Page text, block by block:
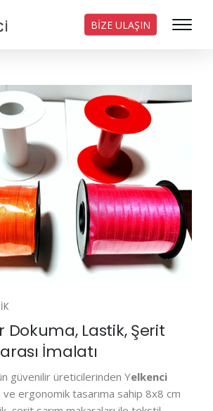
BİZE ULAŞIN
Dokuma, Lastik, Şerit
İmalatı
güvenilir üreticilerinden Yelkenci
ve ergonomik tasarıma sahip 8x8 cm